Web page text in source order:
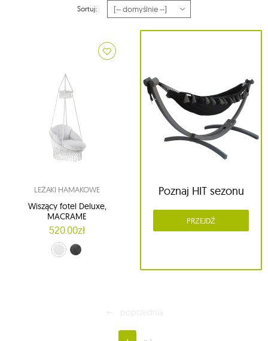
Sortuj:
LEŻAKI HAMAKOWE
Wiszący fotel Deluxe,
MACRAME
520.00zł
biały (01-White)
czarny (Eclipse)
Poznaj HIT sezonu
PRZEJDŹ